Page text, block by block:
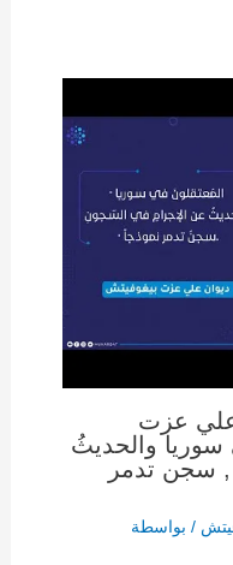
“علي عزت
سوريا والحديثُ
, سجن تدمر
/ بواسطة